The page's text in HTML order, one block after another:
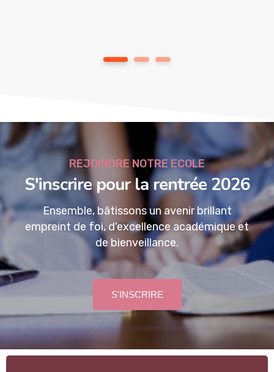
1 2 3
REJOINDRE NOTRE ECOLE
S'inscrire pour la rentrée 2026
Ensemble, bâtissons un avenir brillant
empreint de foi, d'excellence académique et
de bienveillance.
S'INSCRIRE